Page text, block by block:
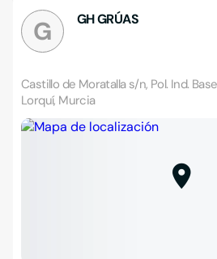
G GH GRÚAS
Castillo de Moratalla s/n, Pol. Ind.
Lorquí, Murcia